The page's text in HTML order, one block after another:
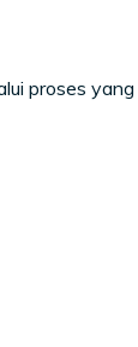
proses yang